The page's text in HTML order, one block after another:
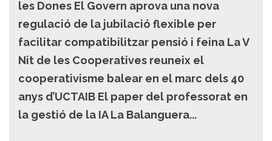
les Dones El Govern aprova una nova
regulació de la jubilació flexible per
facilitar compatibilitzar pensió i feina La V
Nit de les Cooperatives reuneix el
cooperativisme balear en el marc dels 40
anys d’UCTAIB El paper del professorat en
la gestió de la IA La Balanguera...